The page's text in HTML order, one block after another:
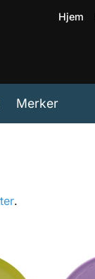
Hjem
Merker
.